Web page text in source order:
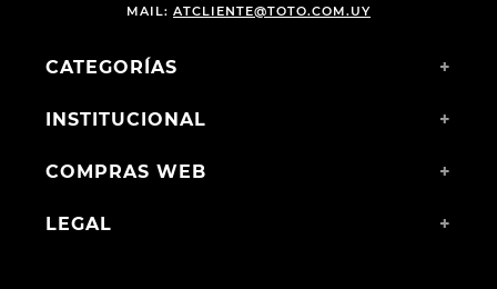
MAIL: ATCLIENTE@TOTO.COM.UY
CATEGORÍAS +
INSTITUCIONAL +
COMPRAS WEB +
LEGAL +